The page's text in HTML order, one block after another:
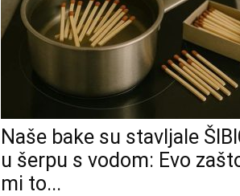
Naše bake su stavljale
u šerpu s vodom: Evo
mi to...